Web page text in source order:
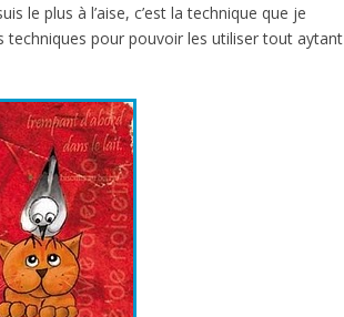
le plus à l’aise, c’est la technique que je
techniques pour pouvoir les utiliser tout aytant